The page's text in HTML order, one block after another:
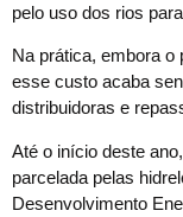
pelo uso dos rios
Na prática, embora o
esse custo acaba
distribuidoras e
Até o início deste
parcelada pelas
Desenvolvimento